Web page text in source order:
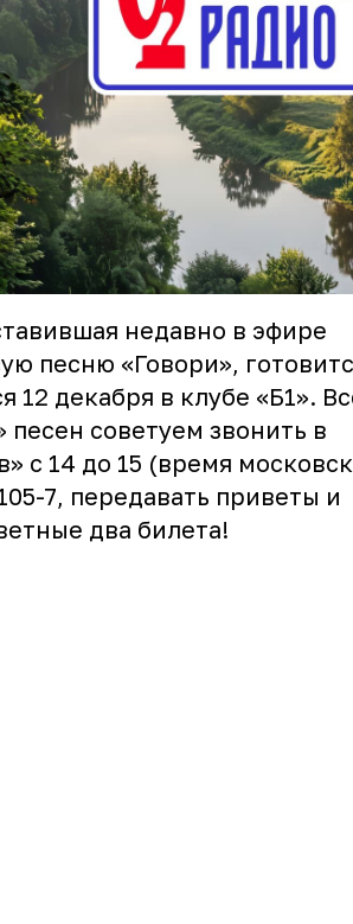
недавно в эфире
песню «Говори» ,
12 декабря в клубе «Б1».
советуем звонить в
с 14 до 15 (время
7, передавать приветы и
два билета!